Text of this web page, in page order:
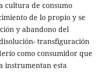
cultura de consumo
de lo propio y se
y abandono del
transfiguración
como consumidor que
instrumentan esta